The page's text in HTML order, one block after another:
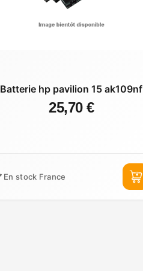
Batterie hp pavilion 15 ak109nf
25,70 €
En stock France